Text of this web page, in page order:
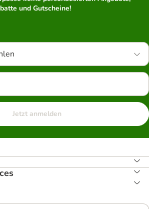
und Gutscheine!
Jetzt anmelden